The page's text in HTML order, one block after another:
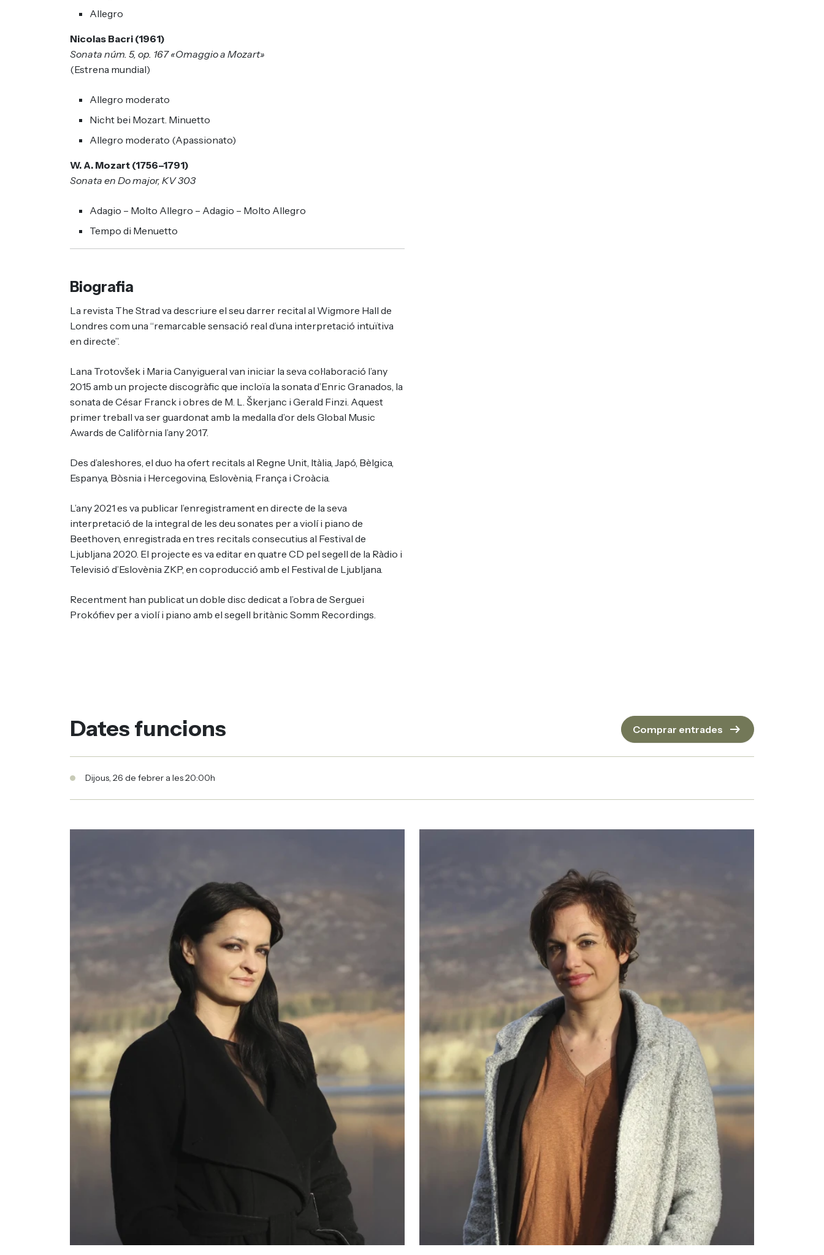
Allegro
Nicolas Bacri (1961)
Sonata núm. 5, op. 167 «Omaggio a Mozart»
(Estrena mundial)
Allegro moderato
Nicht bei Mozart. Minuetto
Allegro moderato (Apassionato)
W. A. Mozart (1756–1791)
Sonata en Do major, KV 303
Adagio – Molto Allegro – Adagio – Molto Allegro
Tempo di Menuetto
Biografia
La revista The Strad va descriure el seu darrer recital al Wigmore Hall de
Londres com una “remarcable sensació real d’una interpretació intuïtiva
en directe”.
Lana Trotovšek i Maria Canyigueral van iniciar la seva col·laboració l’any
2015 amb un projecte discogràfic que incloïa la sonata d’Enric Granados, la
sonata de César Franck i obres de M. L. Škerjanc i Gerald Finzi. Aquest
primer treball va ser guardonat amb la medalla d’or dels Global Music
Awards de Califòrnia l’any 2017.
Des d’aleshores, el duo ha ofert recitals al Regne Unit, Itàlia, Japó, Bèlgica,
Espanya, Bòsnia i Hercegovina, Eslovènia, França i Croàcia.
L’any 2021 es va publicar l’enregistrament en directe de la seva
interpretació de la integral de les deu sonates per a violí i piano de
Beethoven, enregistrada en tres recitals consecutius al Festival de
Ljubljana 2020. El projecte es va editar en quatre CD pel segell de la Ràdio i
Televisió d’Eslovènia ZKP, en coproducció amb el Festival de Ljubljana.
Recentment han publicat un doble disc dedicat a l’obra de Serguei
Prokófiev per a violí i piano amb el segell britànic Somm Recordings.
Dates funcions Comprar entrades arrow_right_alt
Dijous, 26 de febrer a les 20:00h